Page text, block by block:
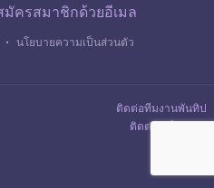
มัครสมาชิกด้วยอีเมล
・ นโยบายความเป็นส่วนตัว
ติดต่อทีมงานพันทิป
ติดต่อลงโฆษณา